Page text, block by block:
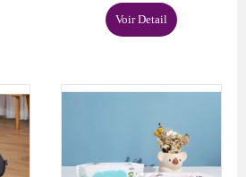
Voir Detail